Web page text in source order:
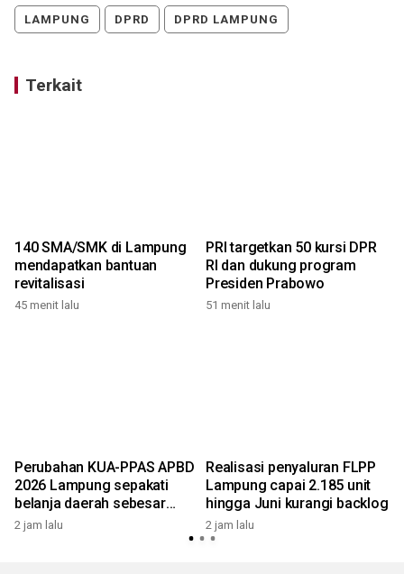
LAMPUNG DPRD DPRD LAMPUNG
Terkait
140 SMA/SMK di Lampung
mendapatkan bantuan
revitalisasi
45 menit lalu
PRI targetkan 50 kursi DPR
RI dan dukung program
Presiden Prabowo
51 menit lalu
Perubahan KUA-PPAS APBD
2026 Lampung sepakati
belanja daerah sebesar
Rp7,99 triliun
2 jam lalu
Realisasi penyaluran FLPP
Lampung capai 2.185 unit
hingga Juni kurangi backlog
2 jam lalu